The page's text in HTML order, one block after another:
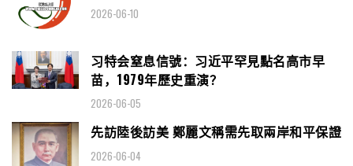
2026-06-10
习特会窒息信號：习近平罕見點名高市早
苗，1979年歷史重演？
2026-06-05
先訪陸後訪美 鄭麗文稱需先取兩岸和平保證
2026-06-04